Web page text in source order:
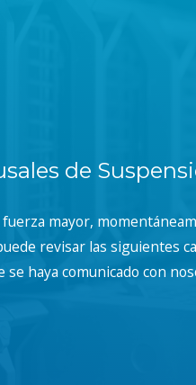
de
mayor,
revisar las siguientes
se haya comunicado con